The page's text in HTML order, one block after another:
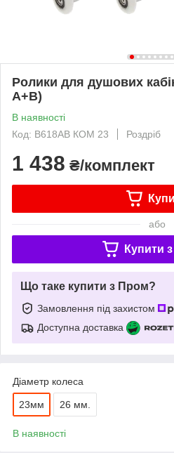
Ролики для душових
A+B)
В наявності
Код: В618АВ КОМ 23
Роздріб
1 438 ₴/комплект
або
Купити з
Що таке купити з Пром?
Замовлення під захистом
Доступна доставка
Діаметр колеса
23мм 26 мм.
В наявності